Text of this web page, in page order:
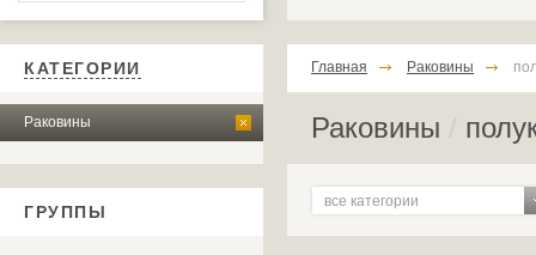
КАТЕГОРИИ
Раковины
ГРУППЫ
Главная Раковины
Раковины
все категории